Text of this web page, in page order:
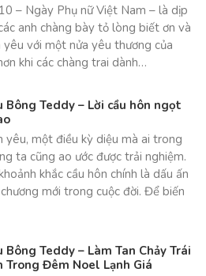
– Ngày Phụ nữ Việt Nam – là dịp
anh chàng bày tỏ lòng biết ơn và
yêu với một nửa yêu thương của
khi các chàng trai dành…
Bông Teddy – Lời cầu hôn ngọt
yêu, một điều kỳ diệu mà ai trong
ta cũng ao ước được trải nghiệm.
khắc cầu hôn chính là dấu ấn
mới trong cuộc đời. Để biến
Bông Teddy – Làm Tan Chảy Trái
Trong Đêm Noel Lạnh Giá